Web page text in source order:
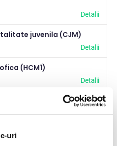
uri
Detalii
juvenila (CJM)
Detalii
(HCM1)
Detalii
(HCM3)
Detalii
(HCM4)